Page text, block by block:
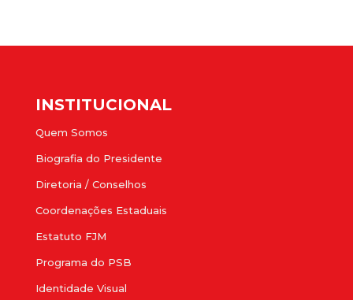
INSTITUCIONAL
Quem Somos
Biografia do Presidente
Diretoria / Conselhos
Coordenações Estaduais
Estatuto FJM
Programa do PSB
Identidade Visual